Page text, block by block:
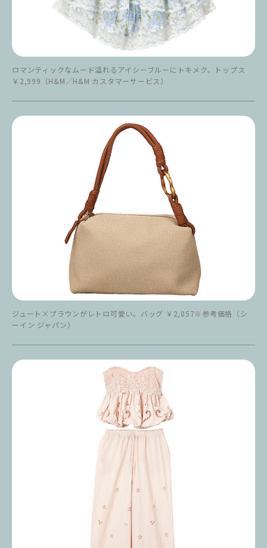
ロマンティックなムード溢れるアイシーブルーにトキメク。トップス
￥2,999（H&M／H&M カスタマーサービス）
ジュート×ブラウンがレトロ可愛い。バッグ ￥2,057※参考価格（シ
ーイン ジャパン）